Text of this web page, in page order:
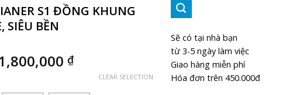
S1 ĐỒNG KHUNG
SIÊU BỀN
₫
CLEAR SELECTION
Sẽ có tại nhà bạn
từ 3-5 ngày làm việc
Giao hàng miễn phí
Hóa đơn trên 450.000đ